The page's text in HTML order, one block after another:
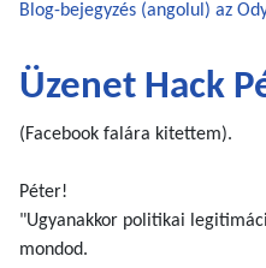
Blog-bejegyzés (angolul) az
Üzenet Hack
(Facebook falára kitettem).
Péter!
"Ugyanakkor politikai
mondod.